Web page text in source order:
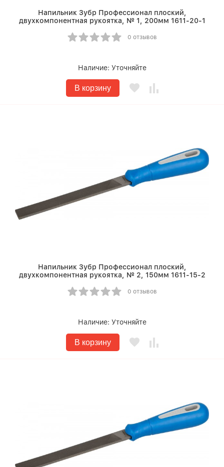
Напильник Зубр Профессионал плоский,
двухкомпонентная рукоятка, № 1, 200мм 1611-20-1
0 отзывов
Наличие: Уточняйте
В корзину
Напильник Зубр Профессионал плоский,
двухкомпонентная рукоятка, № 2, 150мм 1611-15-2
0 отзывов
Наличие: Уточняйте
В корзину